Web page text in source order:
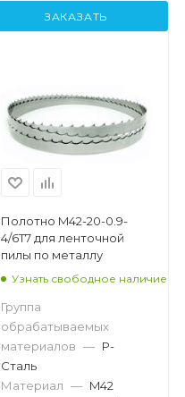
ЗАКАЗАТЬ
Полотно M42-20-0.9-
4/6T7 для ленточной
пилы по металлу
Узнать свободное наличие
Группа
обрабатываемых
материалов — P-
Сталь
Материал — M42